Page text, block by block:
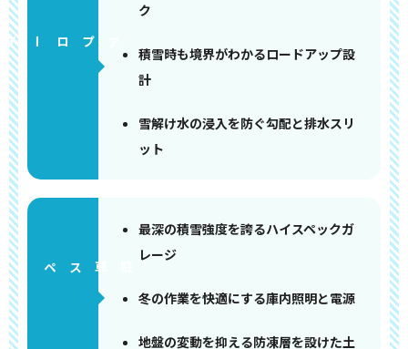
アプローチ
ク
積雪時も境界がわかるロードアップ設
計
雪解け水の浸入を防ぐ勾配と排水スリ
ット
最深の積雪強度を誇るハイスペックガ
レージ
冬の作業を快適にする庫内照明と電源
地盤の変動を抑える防凍層を設けた土